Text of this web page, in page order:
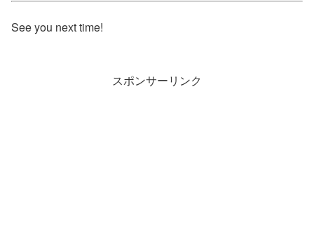
See you next time!
スポンサーリンク